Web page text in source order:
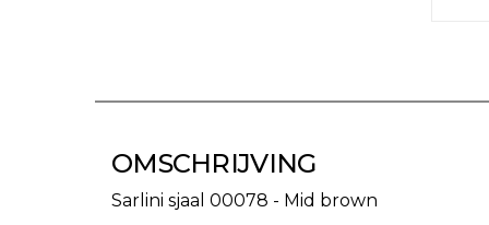
OMSCHRIJVING
Sarlini sjaal 00078 - Mid brown